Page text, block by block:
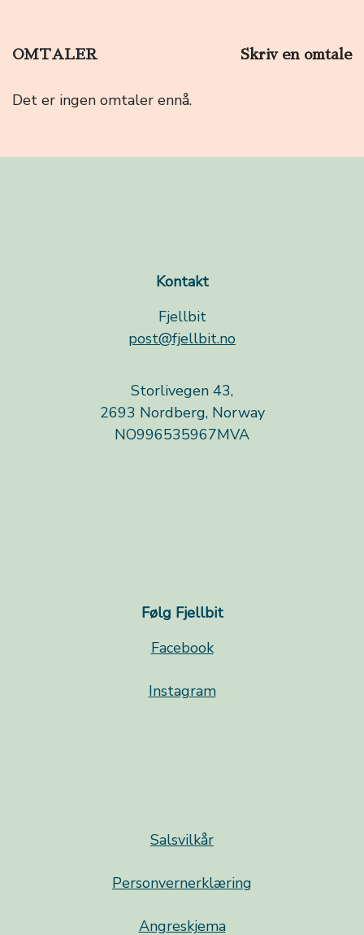
OMTALER Skriv en omtale
Det er ingen omtaler ennå.
Kontakt
Fjellbit
post@fjellbit.no
Storlivegen 43,
2693 Nordberg, Norway
NO996535967MVA
Følg Fjellbit
Facebook
Instagram
Salsvilkår
Personvernerklæring
Angreskjema